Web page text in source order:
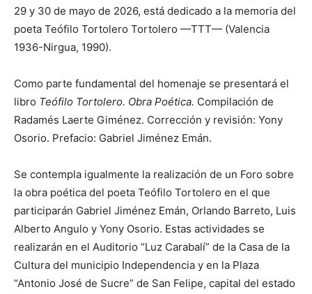
29 y 30 de mayo de 2026, está dedicado a la memoria del
poeta Teófilo Tortolero Tortolero —TTT— (Valencia
1936-Nirgua, 1990).
Como parte fundamental del homenaje se presentará el
libro Teófilo Tortolero. Obra Poética. Compilación de
Radamés Laerte Giménez. Corrección y revisión: Yony
Osorio. Prefacio: Gabriel Jiménez Emán.
Se contempla igualmente la realización de un Foro sobre
la obra poética del poeta Teófilo Tortolero en el que
participarán Gabriel Jiménez Emán, Orlando Barreto, Luis
Alberto Angulo y Yony Osorio. Estas actividades se
realizarán en el Auditorio “Luz Carabalí” de la Casa de la
Cultura del municipio Independencia y en la Plaza
“Antonio José de Sucre” de San Felipe, capital del estado